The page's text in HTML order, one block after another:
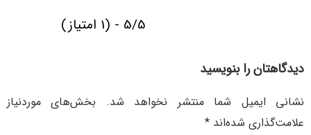
5/5 - (1 امتیاز)
دیدگاهتان را بنویسید
نشانی ایمیل شما منتشر نخواهد شد.
بخش‌های موردنیاز
علامت‌گذاری شده‌اند *